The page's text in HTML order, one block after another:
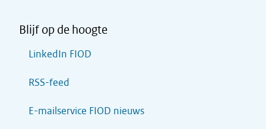
Blijf op de hoogte
LinkedIn FIOD
RSS-feed
E-mailservice FIOD nieuws